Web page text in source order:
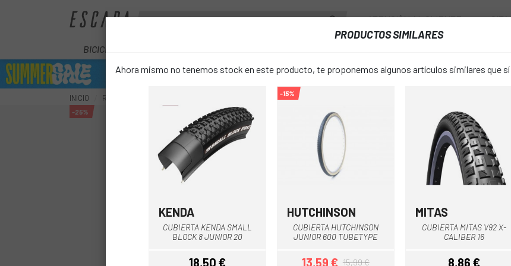
ATENCIÓN AL CLIENTE
BICICLETAS
INICIO RUEDAS CUBIERTA CONTINENTAL TRAFFIC II 24 RIGIDA REFLECTANTE
favorite_border
-25%
TRAFFIC
PRECIO: 17,21 €
PRODUCTOS SIMILARES
Ahora mismo no tenemos stock en este producto, te proponemos algunos artículos similares que
KENDA
CUBIERTA KENDA SMALL
BLOCK 8 JUNIOR 20
18,50 €
Negro-Beige
-15%
HUTCHINSON
CUBIERTA HUTCHINSON
JUNIOR 600 TUBETYPE
13,59 € 15,99 €
MITAS
CUBIERTA MITAS V92 X-
CALIBER 16
8,86 €